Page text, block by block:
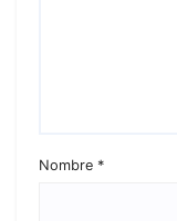
Nombre *